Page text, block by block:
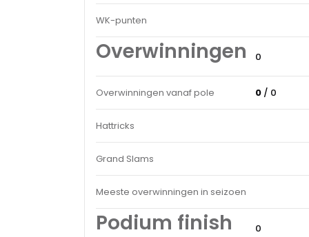
WK-punten
Overwinningen 0
Overwinningen vanaf pole 0 / 0
Hattricks
Grand Slams
Meeste overwinningen in seizoen
Podium finish 0